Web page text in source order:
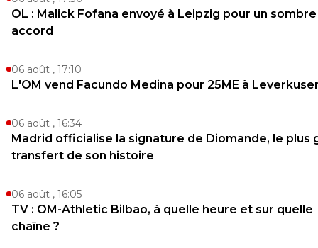
OL : Malick Fofana envoyé à Leipzig pour un sombre
accord
06 août , 17:10
L'OM vend Facundo Medina pour 25ME à
06 août , 16:34
Madrid officialise la signature de Diomande, le plus
transfert de son histoire
06 août , 16:05
TV : OM-Athletic Bilbao, à quelle heure et sur quelle
chaîne ?